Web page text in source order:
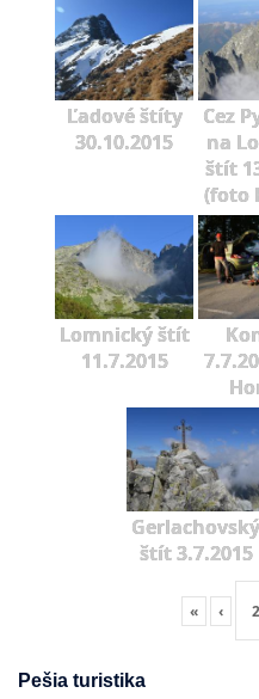
Ľadové štíty
30.10.2015
Cez
na
štít
(foto
Lomnický štít
11.7.2015
Gerlachovský
štít 3.7.2015
« ‹
Pešia turistika